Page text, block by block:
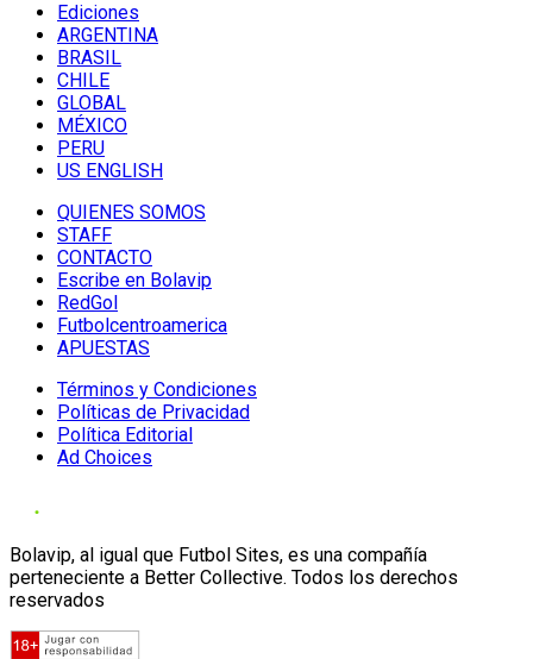
Ediciones
ARGENTINA
BRASIL
CHILE
GLOBAL
MÉXICO
PERU
US ENGLISH
QUIENES SOMOS
STAFF
CONTACTO
Escribe en Bolavip
RedGol
Futbolcentroamerica
APUESTAS
Términos y Condiciones
Políticas de Privacidad
Política Editorial
Ad Choices
Bolavip, al igual que Futbol Sites, es una compañía
perteneciente a Better Collective. Todos los derechos
reservados